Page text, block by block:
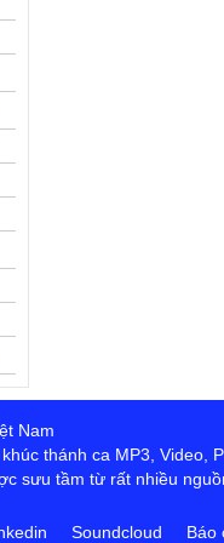
Nam
thánh ca MP3, Video,
sưu tầm từ rất nhiều
Soundcloud Báo